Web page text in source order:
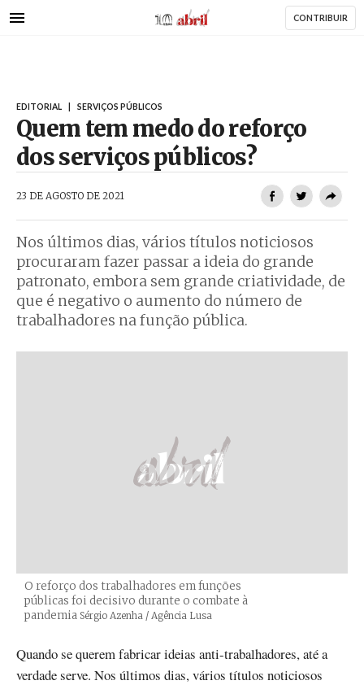
para
AbrilAbril CONTRIBUIR
EDITORIAL SERVIÇOS PÚBLICOS
Quem tem medo do reforço
dos serviços públicos?
23 DE AGOSTO DE 2021
Nos últimos dias, vários títulos noticiosos
procuraram fazer passar a ideia do grande
patronato, embora sem grande criatividade, de
que é negativo o aumento do número de
trabalhadores na função pública.
O reforço dos trabalhadores em funções
públicas foi decisivo durante o combate à
pandemia Créditos
Sérgio Azenha / Agência Lusa
Quando se querem fabricar ideias anti-trabalhadores, até a
verdade serve. Nos últimos dias, vários títulos noticiosos